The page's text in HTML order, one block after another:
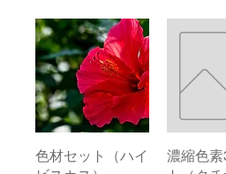
クイックビュー
色材セット（ハイ
クイッ
濃縮色素